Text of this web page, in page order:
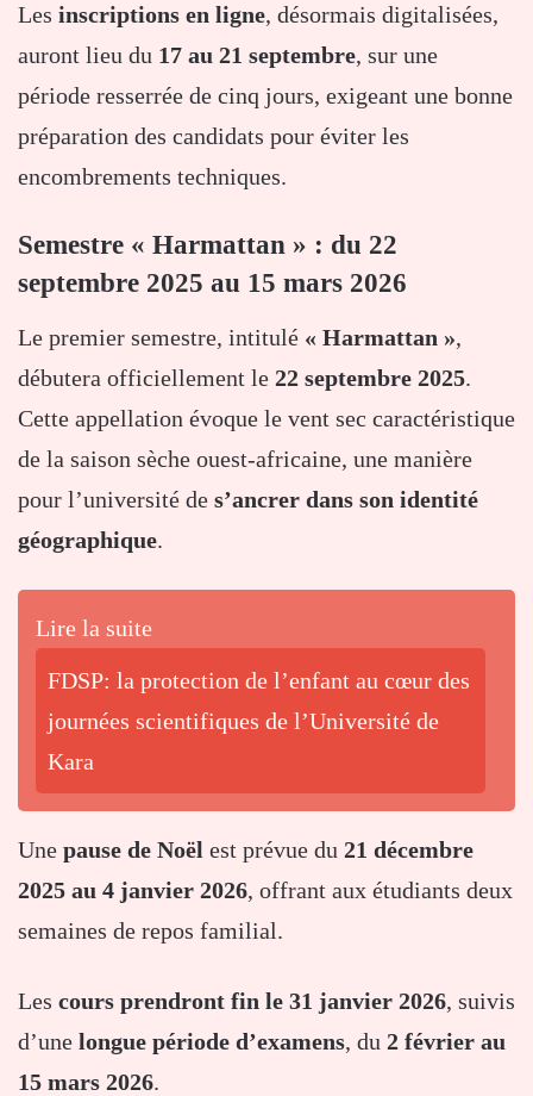
Les inscriptions en ligne, désormais digitalisées,
auront lieu du 17 au 21 septembre, sur une
période resserrée de cinq jours, exigeant une bonne
préparation des candidats pour éviter les
encombrements techniques.
Semestre « Harmattan » : du 22
septembre 2025 au 15 mars 2026
Le premier semestre, intitulé « Harmattan »,
débutera officiellement le 22 septembre 2025.
Cette appellation évoque le vent sec caractéristique
de la saison sèche ouest-africaine, une manière
pour l’université de s’ancrer dans son identité
géographique.
Lire la suite
FDSP: la protection de l’enfant au cœur des
journées scientifiques de l’Université de
Kara
Une pause de Noël est prévue du 21 décembre
2025 au 4 janvier 2026, offrant aux étudiants deux
semaines de repos familial.
Les cours prendront fin le 31 janvier 2026, suivis
d’une longue période d’examens, du 2 février au
15 mars 2026.